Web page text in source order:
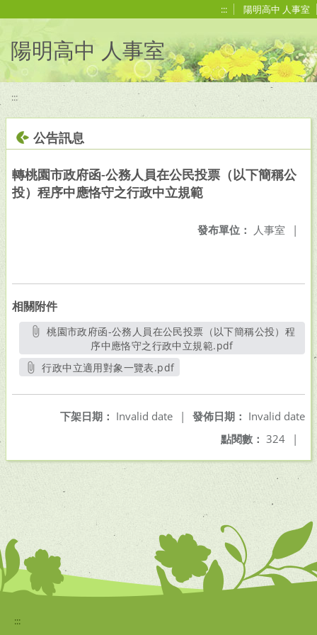
::: 陽明高中 人事室
陽明高中 人事室
:::
公告訊息
轉桃園市政府函-公務人員在公民投票（以下簡稱公
投）程序中應恪守之行政中立規範
發布單位： 人事室 |
相關附件
桃園市政府函-公務人員在公民投票（以下簡稱公投）程
序中應恪守之行政中立規範.pdf另開新視窗
行政中立適用對象一覽表.pdf
發佈日期： Invalid date
下架日期： Invalid date
|
點閱數： 324 |
:::